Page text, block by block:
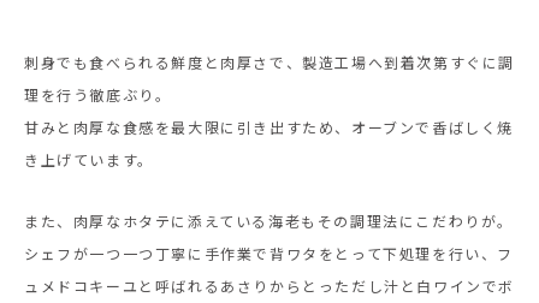
刺身でも食べられる鮮度と肉厚さで、製造工場へ到着次第すぐに調
理を行う徹底ぶり。
甘みと肉厚な食感を最大限に引き出すため、オーブンで香ばしく焼
き上げています。
また、肉厚なホタテに添えている海老もその調理法にこだわりが。
シェフが一つ一つ丁寧に手作業で背ワタをとって下処理を行い、フ
ュメドコキーユと呼ばれるあさりからとっただし汁と白ワインでボ